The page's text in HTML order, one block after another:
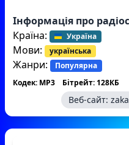
Інформація про
Країна:
Україна
Мови: українська
Жанри:
Популярна
Кодек: MP3
Бітрейт: 128КБ
Веб-сайт: